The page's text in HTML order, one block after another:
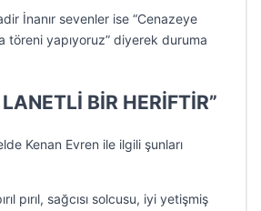
İnanır sevenler ise “Cenazeye
töreni yapıyoruz” diyerek duruma
BİR HERİFTİR”
Kenan Evren ile ilgili şunları
pırıl, sağcısı solcusu, iyi yetişmiş